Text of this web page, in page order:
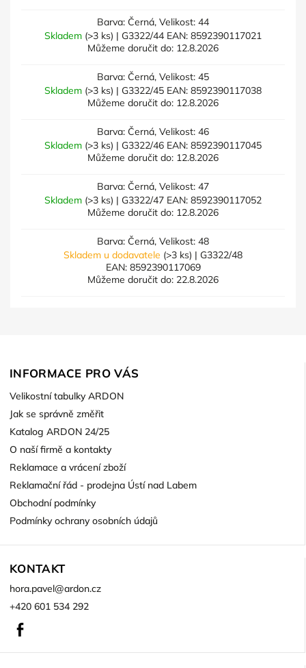
Barva: Černá, Velikost: 44
Skladem (>3 ks) | G3322/44 EAN: 8592390117021
Můžeme doručit do: 12.8.2026
Barva: Černá, Velikost: 45
Skladem (>3 ks) | G3322/45 EAN: 8592390117038
Můžeme doručit do: 12.8.2026
Barva: Černá, Velikost: 46
Skladem (>3 ks) | G3322/46 EAN: 8592390117045
Můžeme doručit do: 12.8.2026
Barva: Černá, Velikost: 47
Skladem (>3 ks) | G3322/47 EAN: 8592390117052
Můžeme doručit do: 12.8.2026
Barva: Černá, Velikost: 48
Skladem u dodavatele (>3 ks) | G3322/48
EAN: 8592390117069
Můžeme doručit do: 22.8.2026
INFORMACE PRO VÁS
Velikostní tabulky ARDON
Jak se správně změřit
Katalog ARDON 24/25
O naší firmě a kontakty
Reklamace a vrácení zboží
Reklamační řád - prodejna Ústí nad Labem
Obchodní podmínky
Podmínky ochrany osobních údajů
KONTAKT
hora.pavel@ardon.cz
+420 601 534 292